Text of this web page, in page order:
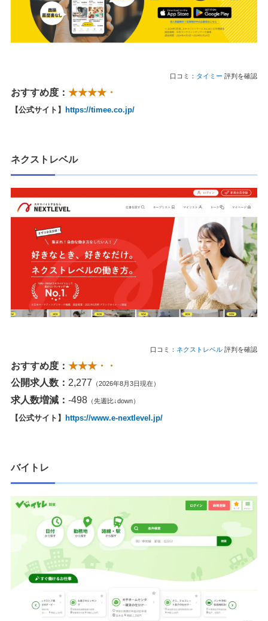
口コミ： タイミー 評判を確認
おすすめ度： ★★★★・
【公式サイト】 https://timee.co.jp/
ネクストレベル
口コミ： ネクストレベル 評判を確認
おすすめ度： ★★★・・
公開求人数： 2,277 （2026年8月3日現在）
求人数増減： -498 （先週比↓down）
【公式サイト】 https://www.e-nextlevel.jp/
バイトレ